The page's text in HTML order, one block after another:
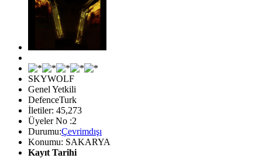
SKYWOLF
Genel Yetkili
DefenceTurk
İletiler: 45,273
Üyeler No :2
Durumu:Çevrimdışı
Konumu: SAKARYA
Kayıt Tarihi